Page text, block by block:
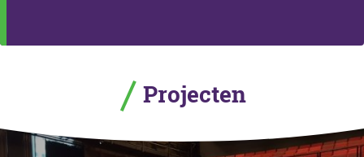
Projecten